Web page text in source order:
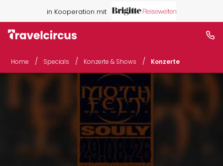
in Kooperation mit
Home / Specials / Konzerte & Shows / Konzerte